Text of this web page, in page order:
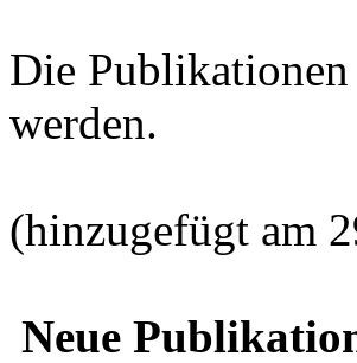
Die
werden.
(hinzugefügt am
Neue